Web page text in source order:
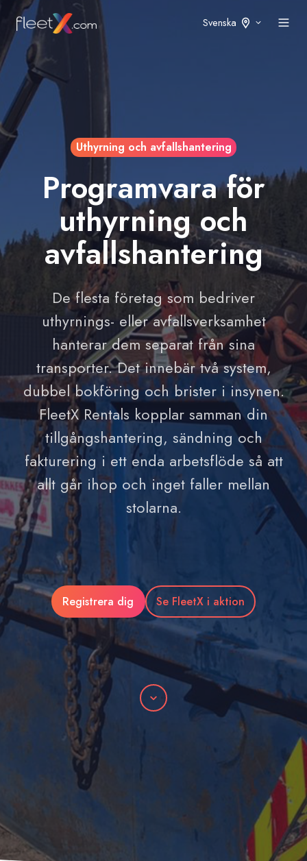
Svenska
Uthyrning och avfallshantering
Programvara för
uthyrning och
avfallshantering
De flesta företag som bedriver
uthyrnings- eller avfallsverksamhet
hanterar dem separat från sina
transporter. Det innebär två system,
dubbel bokföring och brister i insynen.
FleetX Rentals kopplar samman din
tillgångshantering, sändning och
fakturering i ett enda arbetsflöde så att
allt går ihop och inget faller mellan
stolarna.
Registrera dig Se FleetX i aktion
Skrolla